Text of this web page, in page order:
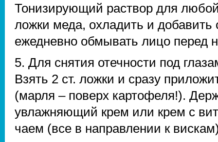
Тонизирующий раствор для
ложки меда, охладить и
ежедневно обмывать лицо перед
5. Для снятия отечности под
Взять 2 ст. ложки и сразу
(марля – поверх картофеля!).
увлажняющий крем или крем c
чаем (все в направлении к